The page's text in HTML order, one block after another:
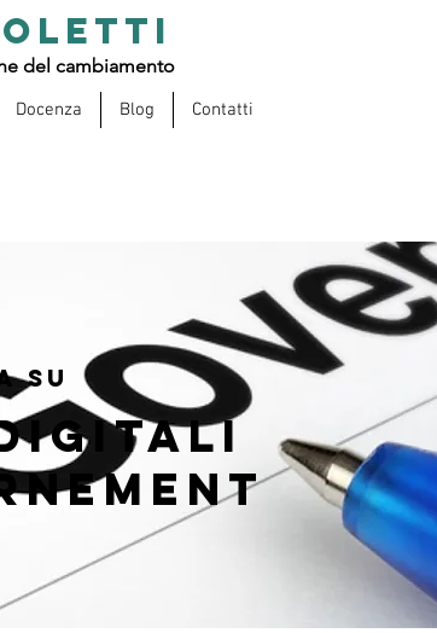
del cambiamento
Docenza Blog Contatti
SU